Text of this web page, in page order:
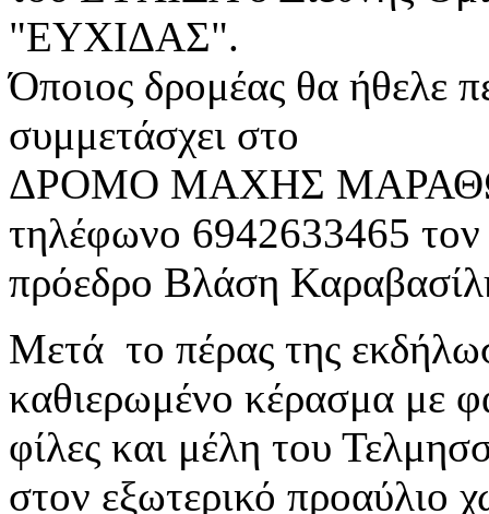
"ΕΥΧΙΔΑΣ".
Όποιος δρομέας θα ήθελε
συμμετάσχει στο
ΔΡΟΜΟ ΜΑΧΗΣ
τηλέφωνο 6942633465 τον
πρόεδρο Βλάση
Μετά το πέρας της
καθιερωμένο κέρασμα με
φίλες και μέλη του
στον εξωτερικό προαύλιο